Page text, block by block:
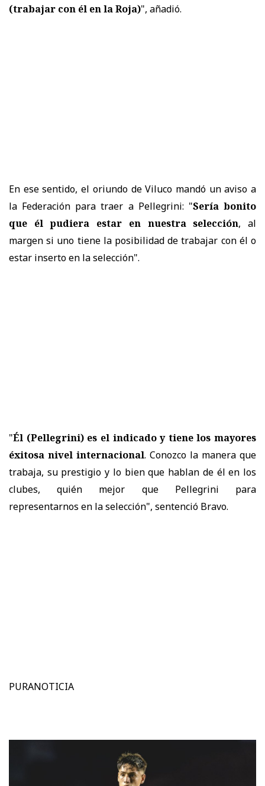
(trabajar con él en la Roja)", añadió.
En ese sentido, el oriundo de Viluco mandó un aviso a
la Federación para traer a Pellegrini: "Sería bonito
que él pudiera estar en nuestra selección, al
margen si uno tiene la posibilidad de trabajar con él o
estar inserto en la selección".
"Él (Pellegrini) es el indicado y tiene los mayores
éxitosa nivel internacional. Conozco la manera que
trabaja, su prestigio y lo bien que hablan de él en los
clubes, quién mejor que Pellegrini para
representarnos en la selección", sentenció Bravo.
PURANOTICIA